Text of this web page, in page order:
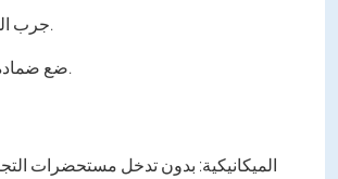
جرب الجلد مع مطهر.
ضع ضمادة إذا لزم الأمر.
الميكانيكية: بدون تدخل مستحضرات